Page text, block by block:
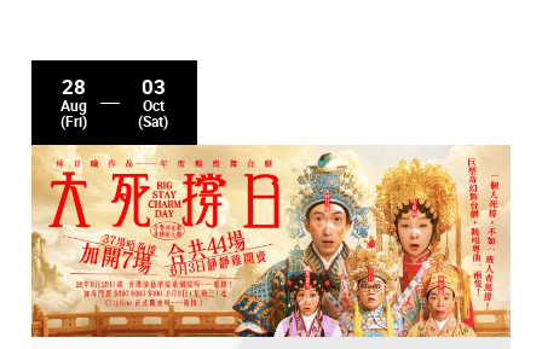
28
Aug
(Fri)
03
Oct
(Sat)